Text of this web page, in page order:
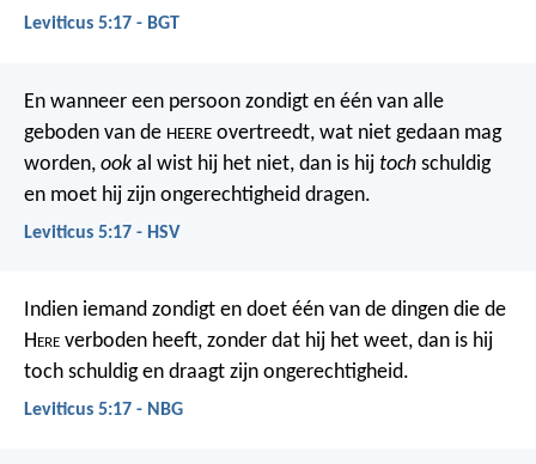
Leviticus 5:17 - BGT
En wanneer een persoon zondigt en één van alle
geboden van de HEERE overtreedt, wat niet gedaan mag
worden, ook al wist hij het niet, dan is hij toch schuldig
en moet hij zijn ongerechtigheid dragen.
Leviticus 5:17 - HSV
Indien iemand zondigt en doet één van de dingen die de
Here verboden heeft, zonder dat hij het weet, dan is hij
toch schuldig en draagt zijn ongerechtigheid.
Leviticus 5:17 - NBG